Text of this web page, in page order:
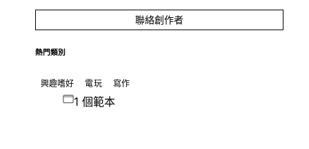
聯絡創作者
熱門類別
興趣嗜好 電玩 寫作
1 個範本